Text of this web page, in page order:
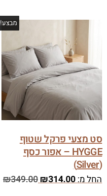
מבצע!
סט מצעי פרקל שטוף
HYGGE – אפור כסף
(Silver)
החל מ: ₪314.00
₪349.00